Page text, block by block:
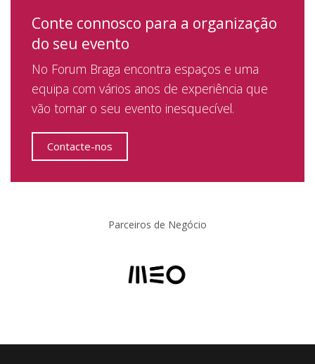
Conte connosco para a organização
do seu evento
No Forum Braga encontra espaços e uma
equipa com vários anos de experiência que
vão tornar o seu evento inesquecível.
Contacte-nos
Parceiros de Negócio